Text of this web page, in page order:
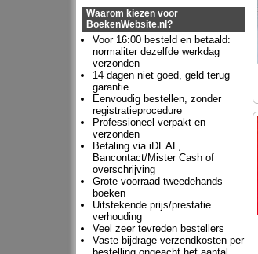
Waarom kiezen voor
BoekenWebsite.nl?
Voor 16:00 besteld en betaald:
normaliter dezelfde werkdag
verzonden
14 dagen niet goed, geld terug
garantie
Eenvoudig bestellen, zonder
registratieprocedure
Professioneel verpakt en
verzonden
Betaling via iDEAL,
Bancontact/Mister Cash of
overschrijving
Grote voorraad tweedehands
boeken
Uitstekende prijs/prestatie
verhouding
Veel zeer tevreden bestellers
Vaste bijdrage verzendkosten per